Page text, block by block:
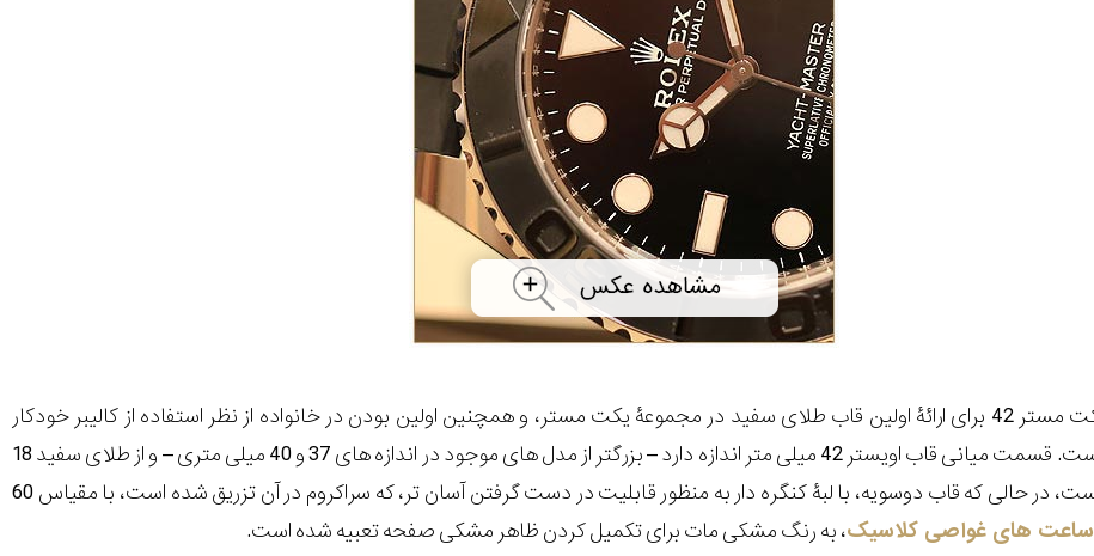
پیش از هرچیز، یکت مستر 42 برای ارائۀ اولین قاب طلای سفید در مجموعۀ یکت مستر، و همچنین اولین بودن در خانواده از نظر استفاده از کالیبر خودکار
3235 قابل توجه است. قسمت میانی قاب اویستر 42 میلی متر اندازه دارد – بزرگتر از مدل های موجود در اندازه های 37 و 40 میلی متری – و از طلای سفید 18
عیار ساخته شده است، در حالی که قاب دوسویه، با لبۀ کنگره دار به منظور قابلیت در دست گرفتن آسان تر، که سراکروم در آن تزریق شده است، با مقیاس 60
ساعت های غواصی کلاسیک، به رنگ مشکی مات برای تکمیل کردن ظاهر مشکی صفحه تعبیه شده است.